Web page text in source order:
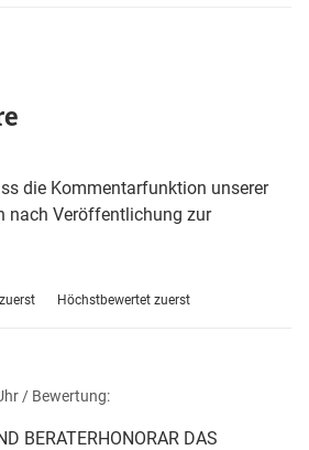
die Kommentarfunktion unserer
nach Veröffentlichung zur
Höchstbewertet zuerst
/ Bewertung:
BERATERHONORAR DAS